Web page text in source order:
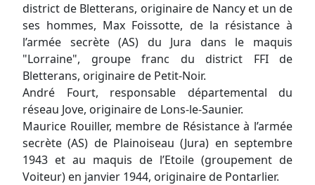
district de Bletterans, originaire de Nancy et un de
ses hommes, Max Foissotte, de la résistance à
l’armée secrète (AS) du Jura dans le maquis
"Lorraine", groupe franc du district FFI de
Bletterans, originaire de Petit-Noir.
André Fourt, responsable départemental du
réseau Jove, originaire de Lons-le-Saunier.
Maurice Rouiller, membre de Résistance à l’armée
secrète (AS) de Plainoiseau (Jura) en septembre
1943 et au maquis de l’Etoile (groupement de
Voiteur) en janvier 1944, originaire de Pontarlier.